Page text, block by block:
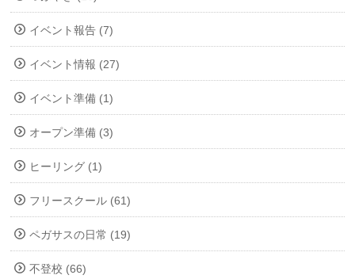
イベント報告 (7)
イベント情報 (27)
イベント準備 (1)
オープン準備 (3)
ヒーリング (1)
フリースクール (61)
ペガサスの日常 (19)
不登校 (66)